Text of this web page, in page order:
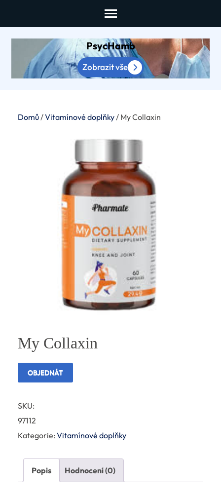
content
PsycHamb
Zobrazit vše
Domů/Vitamínové doplňky/ My Collaxin
My Collaxin
OBJEDNÁT
SKU:
97112
Kategorie: Vitamínové doplňky
Popis Hodnocení (0)